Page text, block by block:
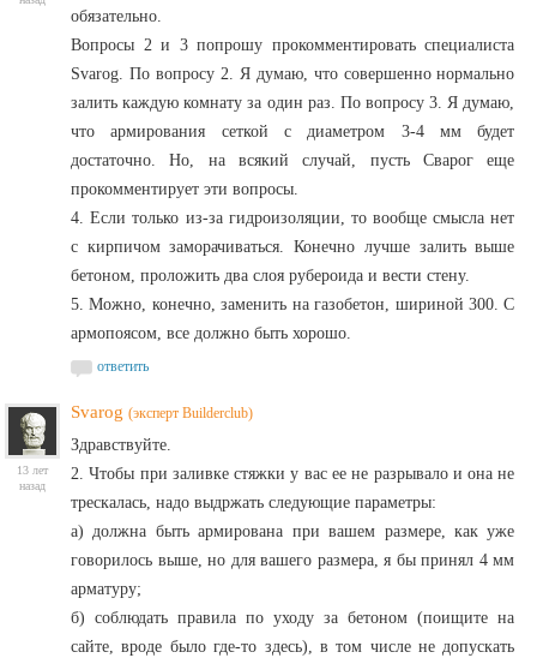
обязательно.
Вопросы 2 и 3 попрошу прокомментировать специалиста
Svarog. По вопросу 2. Я думаю, что совершенно нормально
залить каждую комнату за один раз. По вопросу 3. Я думаю,
что армирования сеткой с диаметром 3-4 мм будет
достаточно. Но, на всякий случай, пусть Сварог еще
прокомментирует эти вопросы.
4. Если только из-за гидроизоляции, то вообще смысла нет
с кирпичом заморачиваться. Конечно лучше залить выше
бетоном, проложить два слоя рубероида и вести стену.
5. Можно, конечно, заменить на газобетон, шириной 300. С
армопоясом, все должно быть хорошо.
ответить
13 лет
назад
Svarog (эксперт Builderclub)
Здравствуйте.
2. Чтобы при заливке стяжки у вас ее не разрывало и она не
трескалась, надо выдржать следующие параметры:
а) должна быть армирована при вашем размере, как уже
говорилось выше, но для вашего размера, я бы принял 4 мм
арматуру;
б) соблюдать правила по уходу за бетоном (поищите на
сайте, вроде было где-то здесь), в том числе не допускать